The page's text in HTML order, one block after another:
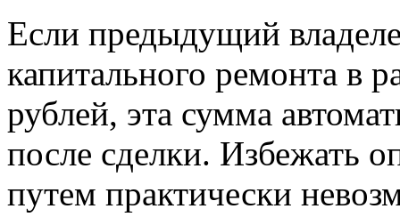
Если предыдущий
капитального ремонта в
рублей, эта сумма
после сделки. Избежать
путем практически